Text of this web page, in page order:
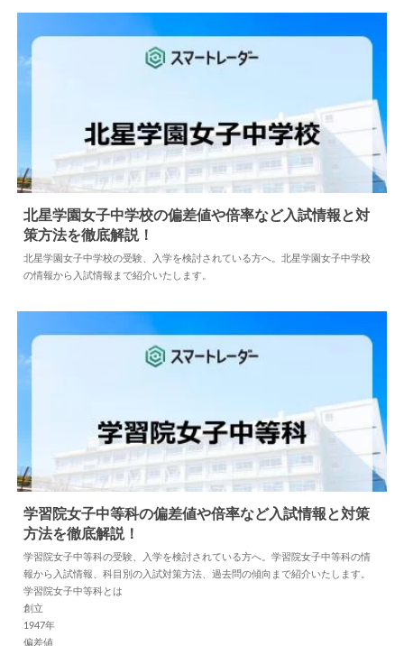
中学情報 2024.05.10
北星学園女子中学校の偏差値や倍率など入試情報と対
策方法を徹底解説！
北星学園女子中学校の受験、入学を検討されている方へ。北星学園女子中学校
の情報から入試情報まで紹介いたします。
中学情報 2026.07.02
学習院女子中等科の偏差値や倍率など入試情報と対策
方法を徹底解説！
学習院女子中等科の受験、入学を検討されている方へ。学習院女子中等科の情
報から入試情報、科目別の入試対策方法、過去問の傾向まで紹介いたします。
学習院女子中等科とは
創立
1947年
偏差値